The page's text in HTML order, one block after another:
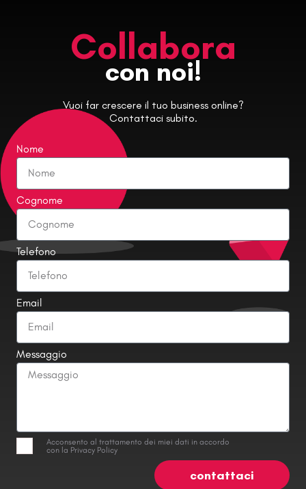
Collabora
con noi!
Vuoi far crescere il tuo business online?
Contattaci subito.
Nome
Cognome
Telefono
Email
Messaggio
Acconsento al trattamento dei miei dati in accordo
con la Privacy Policy
contattaci